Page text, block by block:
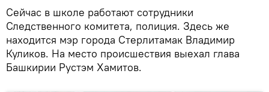
Сейчас в школе работают сотрудники
Следственного комитета, полиция. Здесь же
находится мэр города Стерлитамак Владимир
Куликов. На место происшествия выехал глава
Башкирии Рустэм Хамитов.